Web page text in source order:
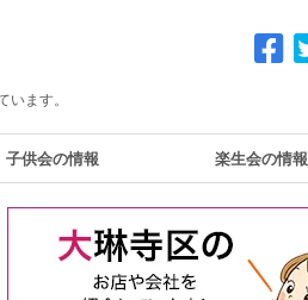
ます。
子供会の情報 楽生会の情報